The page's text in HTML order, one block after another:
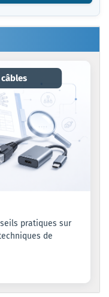
pratiques sur
de